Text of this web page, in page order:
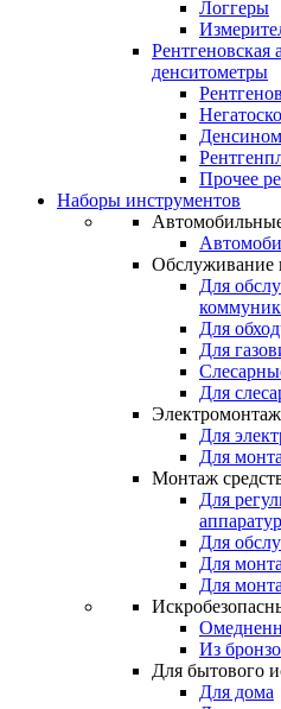
Логгеры
Рентгеновская
денситометры
Прочее
Наборы инструментов
Обслуживание
Для
Для
Для
Для
Электромонтаж
Для
Для
Монтаж
Для
Для
Для
Для
Из
Для бытового
Для дома